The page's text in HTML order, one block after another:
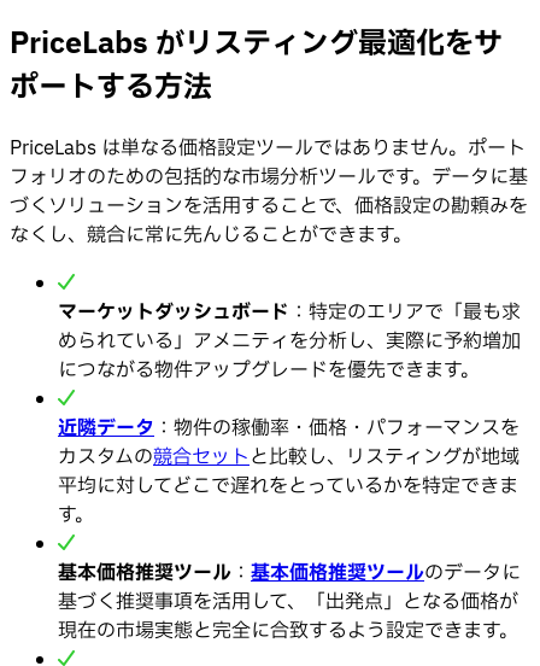
PriceLabs がリスティング最適化をサ
ポートする方法
PriceLabs は単なる価格設定ツールではありません。ポート
フォリオのための包括的な市場分析ツールです。データに基
づくソリューションを活用することで、価格設定の勘頼みを
なくし、競合に常に先んじることができます。
マーケットダッシュボード ：特定のエリアで「最も求
められている」アメニティを分析し、実際に予約増加
につながる物件アップグレードを優先できます。
近隣データ ：物件の稼働率・価格・パフォーマンスを
カスタムの競合セットと比較し、リスティングが地域
平均に対してどこで遅れをとっているかを特定できま
す。
基本価格推奨ツール ： 基本価格推奨ツールのデータに
基づく推奨事項を活用して、「出発点」となる価格が
現在の市場実態と完全に合致するよう設定できます。